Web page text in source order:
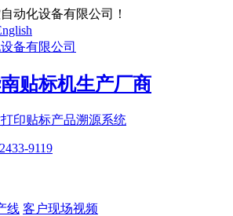
动化设备有限公司！
贴标机生产厂商
印贴标产品溯源系统
9119
线 客户现场视频